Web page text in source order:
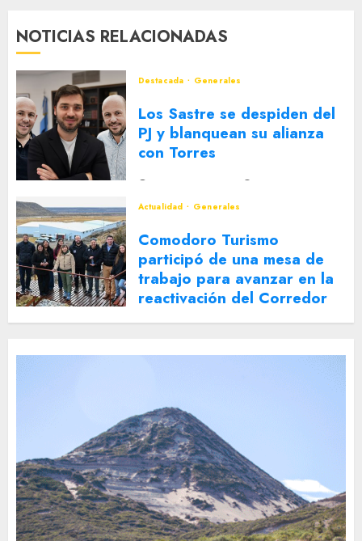
NOTICIAS RELACIONADAS
Destacada Generales
Los Sastre se despiden del
PJ y blanquean su alianza
con Torres
Actualidad
Generales
Comodoro Turismo
participó de una mesa de
trabajo para avanzar en la
reactivación del Corredor
Turístico Integrado